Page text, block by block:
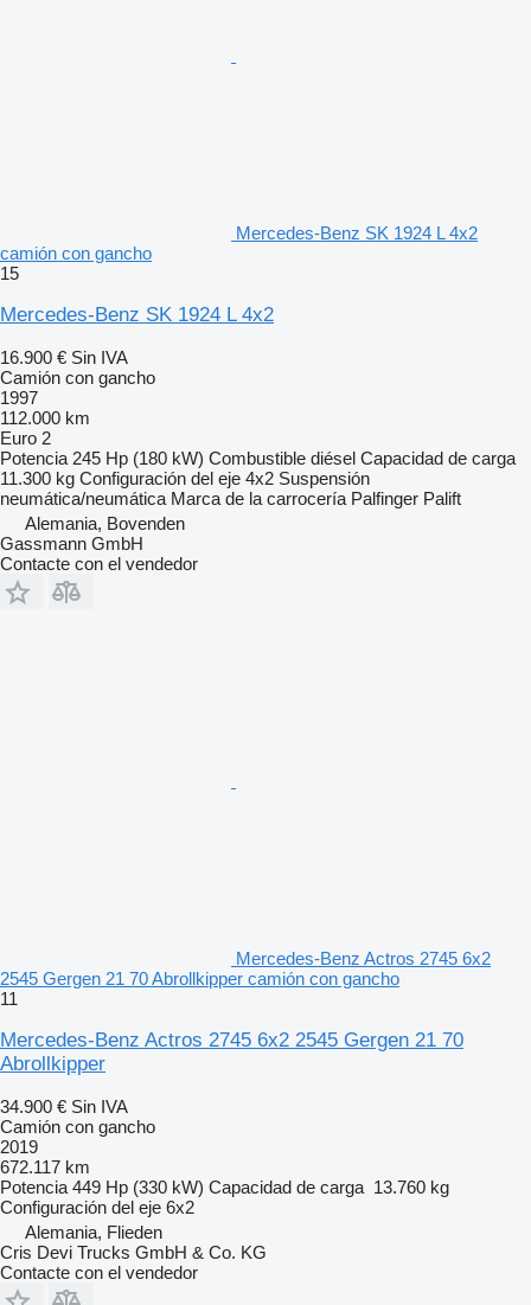
Mercedes-Benz SK 1924 L 4x2
camión con gancho
15
Mercedes-Benz SK 1924 L 4x2
16.900 € Sin IVA
Camión con gancho
1997
112.000 km
Euro 2
Potencia 245 Hp (180 kW) Combustible diésel Capacidad de carga
11.300 kg Configuración del eje 4x2 Suspensión
neumática/neumática Marca de la carrocería Palfinger Palift
Alemania, Bovenden
Gassmann GmbH
Contacte con el vendedor
Mercedes-Benz Actros 2745 6x2
2545 Gergen 21 70 Abrollkipper camión con gancho
11
Mercedes-Benz Actros 2745 6x2 2545 Gergen 21 70
Abrollkipper
34.900 € Sin IVA
Camión con gancho
2019
672.117 km
Potencia 449 Hp (330 kW) Capacidad de carga 13.760 kg
Configuración del eje 6x2
Alemania, Flieden
Cris Devi Trucks GmbH & Co. KG
Contacte con el vendedor